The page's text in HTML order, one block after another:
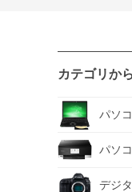
カテゴリか
パソ
パソ
デジ